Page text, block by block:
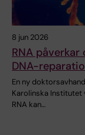
8 jun 2026
RNA påverkar
DNA-
En ny
Karolinska Institutet
RNA kan…